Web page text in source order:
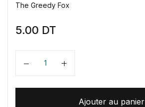
The Greedy Fox
5.00 DT
Quantité
Ajouter au panier